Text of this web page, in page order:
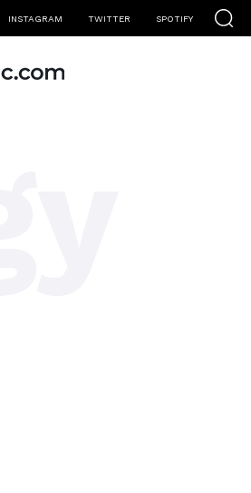
INSTAGRAM TWITTER SPOTIFY